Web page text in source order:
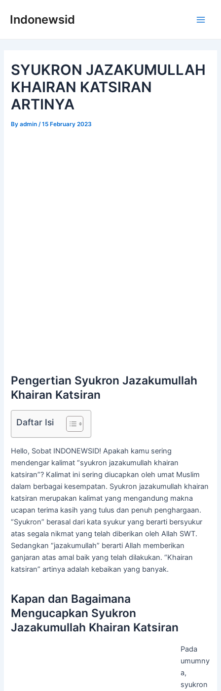
Indonewsid
SYUKRON JAZAKUMULLAH
KHAIRAN KATSIRAN
ARTINYA
Byadmin /15 February 2023
Pengertian Syukron Jazakumullah
Khairan Katsiran
Daftar Isi
Hello, Sobat INDONEWSID! Apakah kamu sering
mendengar kalimat “syukron jazakumullah khairan
katsiran”? Kalimat ini sering diucapkan oleh umat Muslim
dalam berbagai kesempatan. Syukron jazakumullah khairan
katsiran merupakan kalimat yang mengandung makna
ucapan terima kasih yang tulus dan penuh penghargaan.
“Syukron” berasal dari kata syukur yang berarti bersyukur
atas segala nikmat yang telah diberikan oleh Allah SWT.
Sedangkan “jazakumullah” berarti Allah memberikan
ganjaran atas amal baik yang telah dilakukan. “Khairan
katsiran” artinya adalah kebaikan yang banyak.
Kapan dan Bagaimana
Mengucapkan Syukron
Jazakumullah Khairan Katsiran
Pada
umumny
a,
syukron